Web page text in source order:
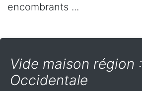
encombrants ...
Vide maison région
Occidentale